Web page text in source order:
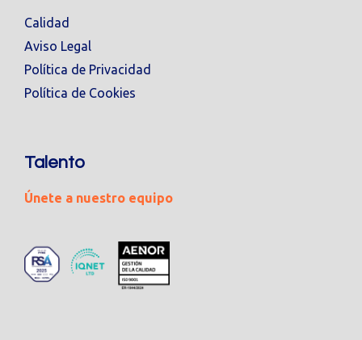
Calidad
Aviso Legal
Política de Privacidad
Política de Cookies
Talento
Únete a nuestro equipo